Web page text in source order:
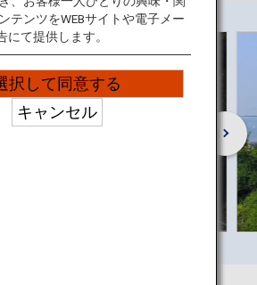
テンツをWEBサイトや電子メー
にて提供します。
択して同意する
キャンセル